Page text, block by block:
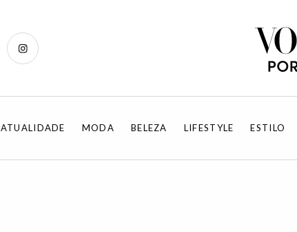
ATUALIDADE MODA BELEZA LIFESTYLE ESTILO